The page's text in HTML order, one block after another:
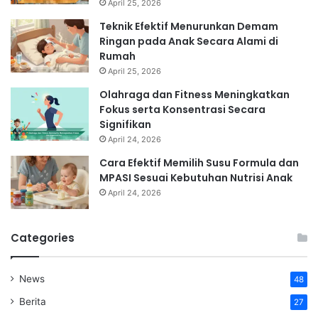
April 25, 2026
Teknik Efektif Menurunkan Demam
Ringan pada Anak Secara Alami di
Rumah
April 25, 2026
Olahraga dan Fitness Meningkatkan
Fokus serta Konsentrasi Secara
Signifikan
April 24, 2026
Cara Efektif Memilih Susu Formula dan
MPASI Sesuai Kebutuhan Nutrisi Anak
April 24, 2026
Categories
News 48
Berita 27